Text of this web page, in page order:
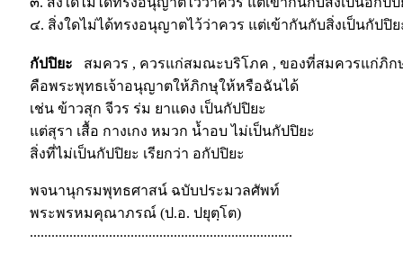
๔. สิ่งใดไม่ได้ทรงอนุญาตไว้ว่าควร แต่เข้ากันกับสิ่งเป็นกัปปิ
กัปปิยะ
สมควร , ควรแก่สมณะบริโภค , ของที่สมควรแก่ภิก
คือพระพุทธเจ้าอนุญาตให้ภิกษุให้หรือฉันได้
เช่น ข้าวสุก จีวร ร่ม ยาแดง เป็นกัปปิยะ
แต่สุรา เสื้อ กางเกง หมวก น้ำอบ ไม่เป็นกัปปิยะ
สิ่งที่ไม่เป็นกัปปิยะ เรียกว่า อกัปปิยะ
พจนานุกรมพุทธศาสน์ ฉบับประมวลศัพท์
พระพรหมคุณาภรณ์ (ป.อ. ปยุตฺโต)
.........................................................................